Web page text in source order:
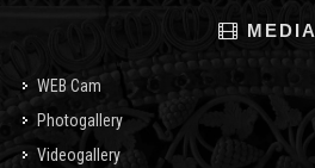
MEDIA
WEB Cam
Photogallery
Videogallery